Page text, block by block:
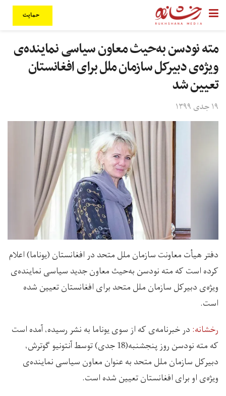
حمایت
مته نودسن به‌حیث معاون سیاسی نماینده‌ی
ویژه‌ی دبیرکل سازمان ملل برای افغانستان
تعیین شد
۱۹ جدی ۱۳۹۹
دفتر هیأت معاونت سازمان ملل متحد در افغانستان (یوناما) اعلام
کرده است که مته نودسن به‌حیث معاون جدید سیاسی نماینده‌ی
ویژه‌ی دبیرکل سازمان ملل متحد برای افغانستان تعیین شده
است.
رخشانه:در خبرنامه‌ی که از سوی یوناما به نشر رسیده، آمده است
که مته نودسن روز پنجشنبه(18 جدی) توسط آنتونیو گوترش،‌
دبیرکل سازمان ملل متحد به عنوان معاون سیاسی نماینده‌ی
ویژه‌ی او برای افغانستان تعیین شده است.